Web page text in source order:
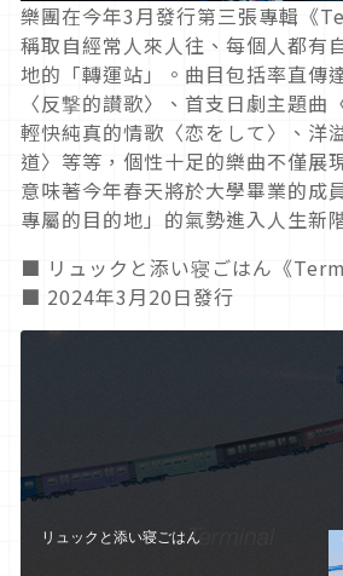
樂團在今年3月發行第三張專輯《
稱取自經常人來人往、每個人都有
地的「轉運站」。曲目包括率直傳
〈反撃的讃歌〉、首支日劇主題曲
輕快純真的情歌〈恋をして〉、洋
道〉等等，個性十足的樂曲不僅展
意味著今年春天將於大學畢業的成
專屬的目的地」的氣勢進入人生新
■ リュックと添い寝ごはん《
■ 2024年3月20日發行